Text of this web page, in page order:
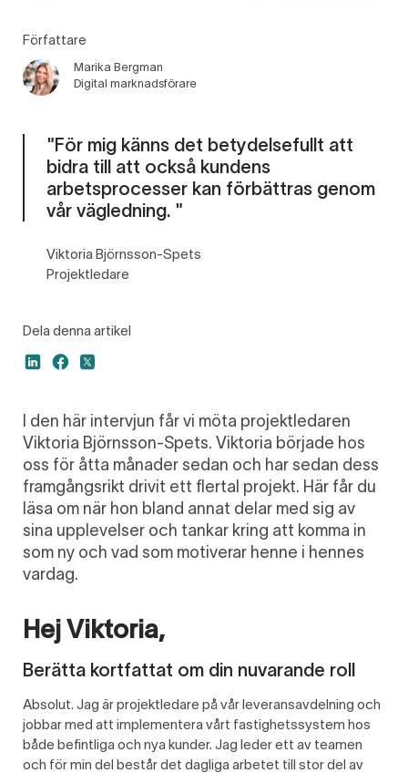
Författare
Marika Bergman
Digital marknadsförare
"För mig känns det betydelsefullt att
bidra till att också kundens
arbetsprocesser kan förbättras genom
vår vägledning. "
Viktoria Björnsson-Spets
Projektledare
Dela denna artikel
I den här intervjun får vi möta projektledaren
Viktoria Björnsson-Spets. Viktoria började hos
oss för åtta månader sedan och har sedan dess
framgångsrikt drivit ett flertal projekt. Här får du
läsa om när hon bland annat delar med sig av
sina upplevelser och tankar kring att komma in
som ny och vad som motiverar henne i hennes
vardag.
Hej Viktoria,
Berätta kortfattat om din nuvarande roll
Absolut. Jag är projektledare på vår leveransavdelning och
jobbar med att implementera vårt fastighetssystem hos
både befintliga och nya kunder. Jag leder ett av teamen
och för min del består det dagliga arbetet till stor del av